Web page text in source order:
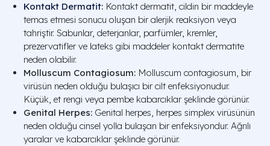
Kontakt Dermatit: Kontakt dermatit, cildin bir maddeyle
temas etmesi sonucu oluşan bir alerjik reaksiyon veya
tahriştir. Sabunlar, deterjanlar, parfümler, kremler,
prezervatifler ve lateks gibi maddeler kontakt dermatite
neden olabilir.
Molluscum Contagiosum: Molluscum contagiosum, bir
virüsün neden olduğu bulaşıcı bir cilt enfeksiyonudur.
Küçük, et rengi veya pembe kabarcıklar şeklinde görünür.
Genital Herpes: Genital herpes, herpes simplex virüsünün
neden olduğu cinsel yolla bulaşan bir enfeksiyondur. Ağrılı
yaralar ve kabarcıklar şeklinde görünür.